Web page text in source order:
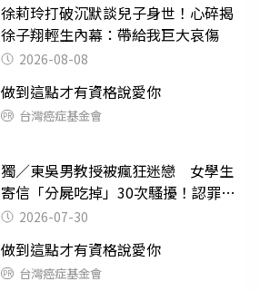
徐莉玲打破沉默談兒子身世！心碎揭
徐子翔輕生內幕：帶給我巨大哀傷
2026-08-08
做到這點才有資格說愛你
台灣癌症基金會
獨／東吳男教授被瘋狂迷戀 女學生
寄信「分屍吃掉」30次騷擾！認罪免
關 2026-07-30
做到這點才有資格說愛你
台灣癌症基金會